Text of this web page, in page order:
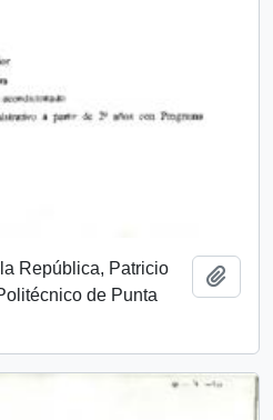
República, Patricio
de Punta